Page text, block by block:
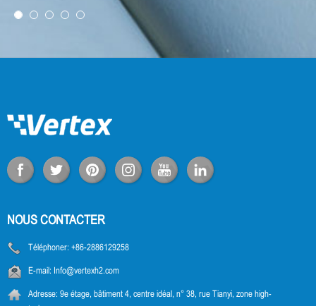
NOUS CONTACTER
Téléphoner: +86-2886129258
E-mail: Info@vertexh2.com
Adresse: 9e étage, bâtiment 4, centre idéal, n° 38, rue Tianyi, zone high-